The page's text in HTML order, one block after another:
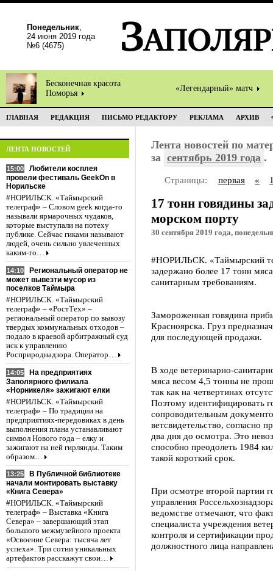
Понедельник,
24 июня 2019 года
№6 (4675)
Бесконечная красота
Поморья
«Легендарный» матч
ГЛАВНАЯ РЕДАКЦИЯ ПИСЬМО РЕДАКТОРУ РЕКЛАМА АРХИВ
ЛЕНТА НОВОСТЕЙ
15:00
Любители косплея
провели фестиваль GeekOn в
Норильске
#НОРИЛЬСК. «Таймырский
телеграф» – Словом geek когда-то
называли ярмарочных чудаков,
которые выступали на потеху
публике. Сейчас гиками называют
людей, очень сильно увлеченных
каким-то…
14:10
Региональный оператор не
может вывезти мусор из
поселков Таймыра
#НОРИЛЬСК. «Таймырский
телеграф» – «РостТех» –
региональный оператор по вывозу
твердых коммунальных отходов –
подало в краевой арбитражный суд
иск к управлению
Росприроднадзора. Оператор…
14:05
На предприятиях
Заполярного филиала
«Норникеля» зажигают елки
#НОРИЛЬСК. «Таймырский
телеграф» – По традиции на
предприятиях-передовиках в день
выполнения плана устанавливают
символ Нового года – елку и
зажигают на ней гирлянды. Таким
образом…
13:25
В Публичной библиотеке
начали монтировать выставку
«Книга Севера»
#НОРИЛЬСК. «Таймырский
телеграф» – Выставка «Книга
Севера» – завершающий этап
большого межмузейного проекта
«Освоение Севера: тысяча лет
успеха». Три сотни уникальных
артефактов расскажут свои…
Лента новостей по
за сентябрь 2019 года .
Страницы: первая «
17 тонн говядины
морском порту
30 сентября 2019 года,
#НОРИЛЬСК. «Таймырский
задержано более 17 тонн
санитарным требованиям.
Замороженная говядина
Красноярска. Груз
для последующей продажи.
В ходе ветеринарно-
мяса весом 4,5 тонны не
так как на четвертинах
Поэтому идентифицировать
сопроводительным
ветсвидетельство, согласно
два дня до осмотра. Это
способно преодолеть 1984
такой короткий срок.
При осмотре второй партии
управления
ведомстве отмечают, что
специалиста учреждения
контроля и сертификации
должностного лица